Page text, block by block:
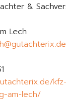
&
Lech
kfz-
am-lech/